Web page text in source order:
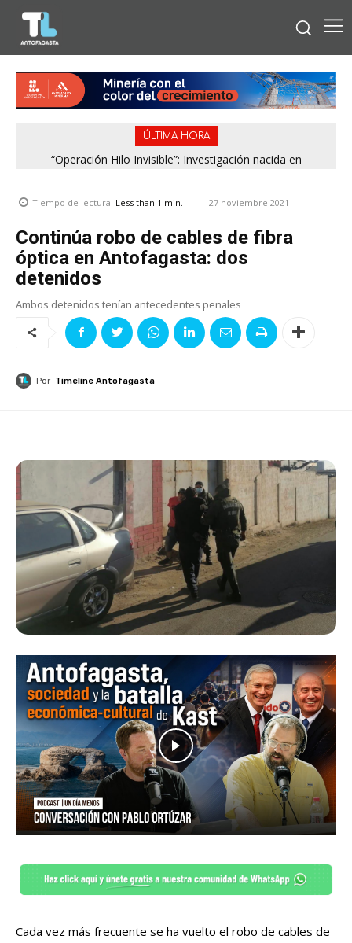
ÚLTIMA HORA
“Operación Hilo Invisible”: Investigación nacida en
Tiempo de lectura: Less than 1 min. 27 noviembre 2021
Continúa robo de cables de fibra
óptica en Antofagasta: dos
detenidos
Ambos detenidos tenían antecedentes penales
Por Timeline Antofagasta
Cada vez más frecuente se ha vuelto el robo de cables de